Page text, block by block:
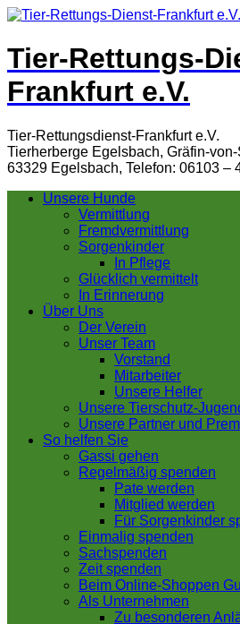
Tier-Rettungs-
Frankfurt e.V.
Tier-Rettungsdienst-Frankfurt e.V.
Tierherberge Egelsbach, Gräfin-
63329 Egelsbach, Telefon: 06103 –
Unsere Hunde
Vermittlung
Fremdvermittlung
Sorgenkinder
In Pflege
Glücklich vermittelt
In Erinnerung
Über Uns
Der Verein
Unser Team
Vorstand
Mitarbeiter
Unsere Helfer
Unsere Tierschutz-
Unsere Partner und
So helfen Sie
Gassi gehen
Regelmäßig spenden
Pate werden
Mitglied werden
Für Sorgenkinder
Einmalig spenden
Sachspenden
Zeit spenden
Beim Online-Shoppen
Als Unternehmen
Zu besonderen